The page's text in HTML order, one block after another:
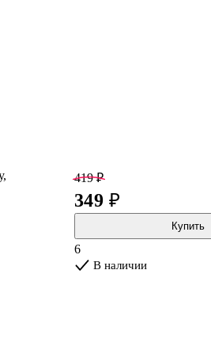
419 ₽
349 ₽
Купить
6
В наличии